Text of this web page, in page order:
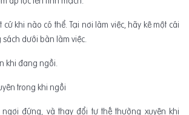
khi nào có thể. Tại nơi làm việc, hãy kê một cái
dưới bàn làm việc.
khi đang ngồi.
trong khi ngồi
đứng, và thay đổi tư thế thường xuyên khi